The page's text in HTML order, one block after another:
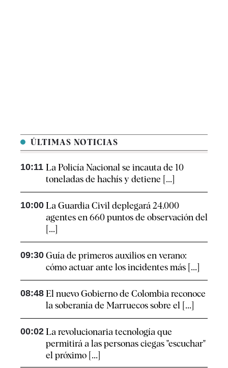
ÚLTIMAS NOTICIAS
10:11 La Policía Nacional se incauta de 10
toneladas de hachís y detiene [...]
10:00 La Guardia Civil deplegará 24.000
agentes en 660 puntos de observación del
[...]
09:30 Guía de primeros auxilios en verano:
cómo actuar ante los incidentes más [...]
08:48 El nuevo Gobierno de Colombia reconoce
la soberanía de Marruecos sobre el [...]
00:02 La revolucionaria tecnología que
permitirá a las personas ciegas "escuchar"
el próximo [...]